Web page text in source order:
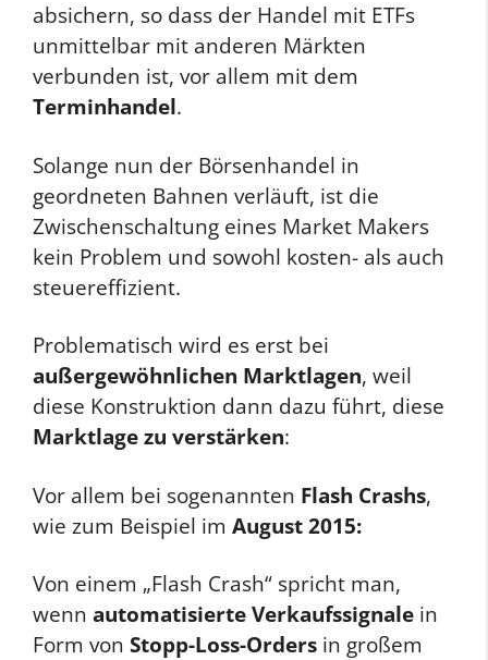
absichern, so dass der Handel mit ETFs
unmittelbar mit anderen Märkten
verbunden ist, vor allem mit dem
Terminhandel.
Solange nun der Börsenhandel in
geordneten Bahnen verläuft, ist die
Zwischenschaltung eines Market Makers
kein Problem und sowohl kosten- als auch
steuereffizient.
Problematisch wird es erst bei
außergewöhnlichen Marktlagen, weil
diese Konstruktion dann dazu führt, diese
Marktlage zu verstärken:
Vor allem bei sogenannten Flash Crashs,
wie zum Beispiel im August 2015:
Von einem „Flash Crash“ spricht man,
wenn automatisierte Verkaufssignale in
Form von Stopp-Loss-Orders in großem